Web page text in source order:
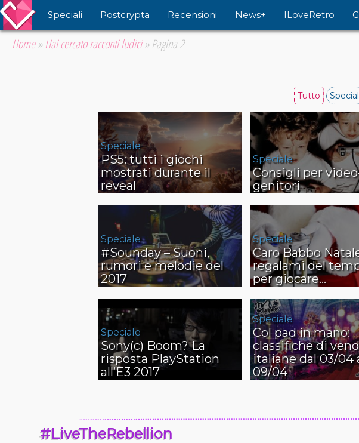
Speciali Postcrypta Recensioni News+ ILoveRetro
Home»Hai cercato racconti ludici»Pagina 2
Tutto
Speciale
PS5: tutti i giochi
mostrati durante il
reveal
Speciale
Consigli per
genitori
Speciale
#Sounday – Suoni,
rumori e melodie del
2017
Speciale
Caro Babbo
regalami del
per giocare…
Speciale
Sony(c) Boom? La
risposta PlayStation
all’E3 2017
Speciale
Col pad in mano:
classifiche di
italiane dal 03/04
09/04
#LiveTheRebellion